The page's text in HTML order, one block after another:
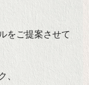
をご提案させて
、